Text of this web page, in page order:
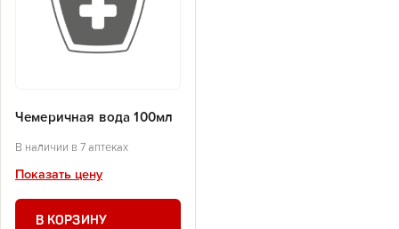
Чемеричная вода 100мл
В наличии в 7 аптеках
Показать цену
В КОРЗИНУ